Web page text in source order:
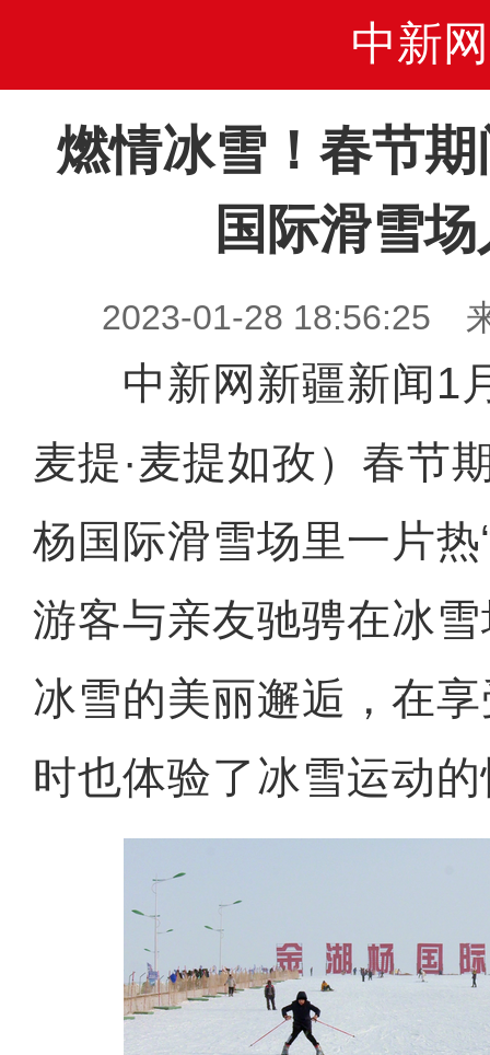
中新网
燃情冰雪！春节
国际滑雪
2023-01-28 18:56:25
中新网新疆新闻1
麦提·麦提如孜）春节
杨国际滑雪场里一片热
游客与亲友驰骋在冰
冰雪的美丽邂逅，在
时也体验了冰雪运动